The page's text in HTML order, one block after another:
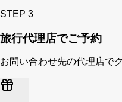
STEP 3
旅行代理店でご予約
お問い合わせ先の代理店で